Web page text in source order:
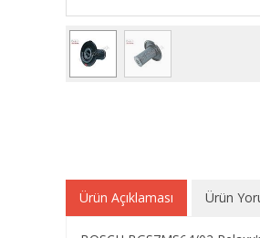
Ürün Açıklaması Ürün